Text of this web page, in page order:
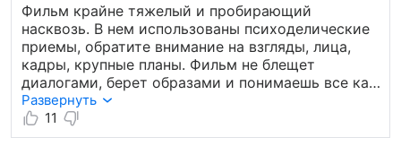
Фильм крайне тяжелый и пробирающий
насквозь. В нем использованы психоделические
приемы, обратите внимание на взгляды, лица,
кадры, крупные планы. Фильм не блещет
диалогами, берет образами и понимаешь все как
раз-таки без лишних слов. Благо, я смотрел его
не один, иначе совсем тронуться можно.
Максимальная оценка!
Развернуть
11